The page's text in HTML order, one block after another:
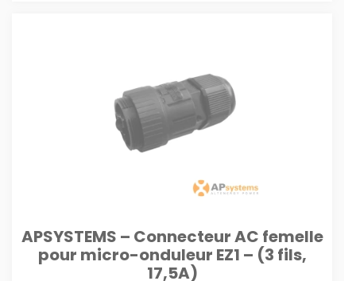
APSYSTEMS – Connecteur AC femelle
pour micro-onduleur EZ1 – (3 fils,
17,5A)